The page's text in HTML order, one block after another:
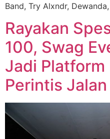
Band, Try Alxndr,
Rayakan
100, Swag
Jadi Platform
Perintis Jalan